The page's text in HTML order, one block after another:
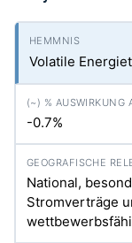
Volatile
-0.7%
National,
Stromverträge